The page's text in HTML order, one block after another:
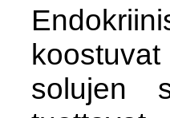
solujen